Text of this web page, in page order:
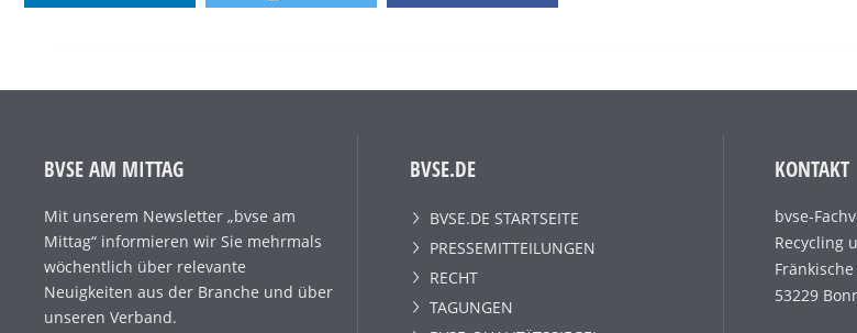
BVSE AM MITTAG
Mit unserem Newsletter „bvse am
Mittag“ informieren wir Sie mehrmals
wöchentlich über relevante
Neuigkeiten aus der Branche und über
unseren Verband.
BVSE.DE
BVSE.DE STARTSEITE
PRESSEMITTEILUNGEN
RECHT
TAGUNGEN
KONTAKT
bvse-
Recycling
53229